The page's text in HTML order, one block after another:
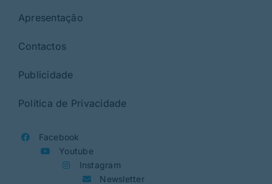
Apresentação
Contactos
Publicidade
Política de Privacidade
Facebook
Youtube
Instagram
Newsletter